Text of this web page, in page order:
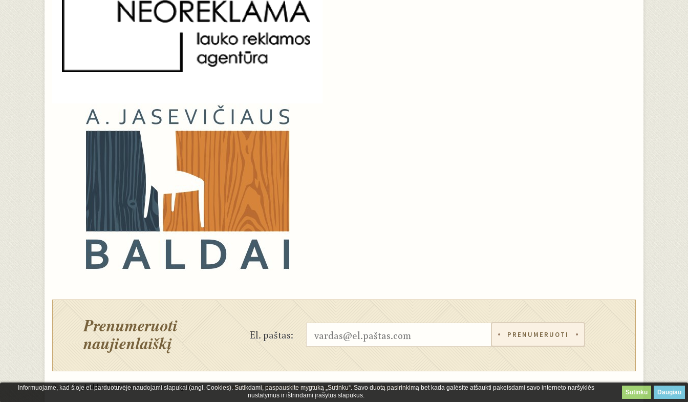
Informuojame, kad šioje el. parduotuvėje naudojami slapukai (angl. Cookies). Sutikdami, paspauskite mygtuką „Sutinku“. Savo duotą pasirinkimą bet kada galėsite atšaukti pakeisdami savo interneto naršyklės
nustatymus ir ištrindami įrašytus slapukus.
Sutinku Daugiau
Prenumeruoti
naujienlaiškį El. paštas: PRENUMERUOTI
Rumšiškių baldai © 2023, visos teisės saugomos. Kontaktai Baldų restauravimo paslaugos Baldų nuoma